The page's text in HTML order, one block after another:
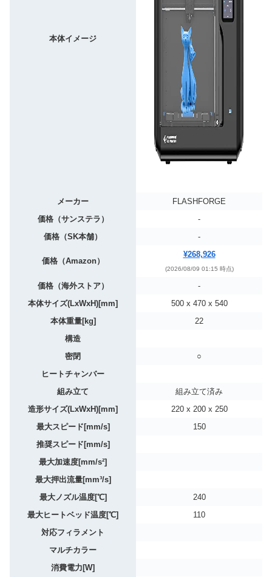
本体イメージ
メーカー
FLASHFORGE
価格（サンステラ）
-
価格（SK本舗）
-
価格（Amazon）
¥268,926
(2026/08/09 01:15 時点)
価格（海外ストア）
-
本体サイズ(LxWxH)[mm]
500 x 470 x 540
本体重量[kg]
22
構造
密閉
○
ヒートチャンバー
組み立て
組み立て済み
造形サイズ(LxWxH)[mm]
220 x 200 x 250
最大スピード[mm/s]
150
推奨スピード[mm/s]
最大加速度[mm/s²]
最大押出流量[mm³/s]
最大ノズル温度[℃]
240
最大ヒートベッド温度[℃]
110
対応フィラメント
マルチカラー
消費電力[W]